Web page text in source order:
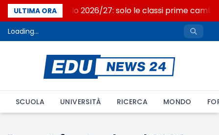
ULTIMA ORA
Nuovo curricolo 2026/27: solo le classi prime
Loading...
SCUOLA UNIVERSITÀ RICERCA MONDO